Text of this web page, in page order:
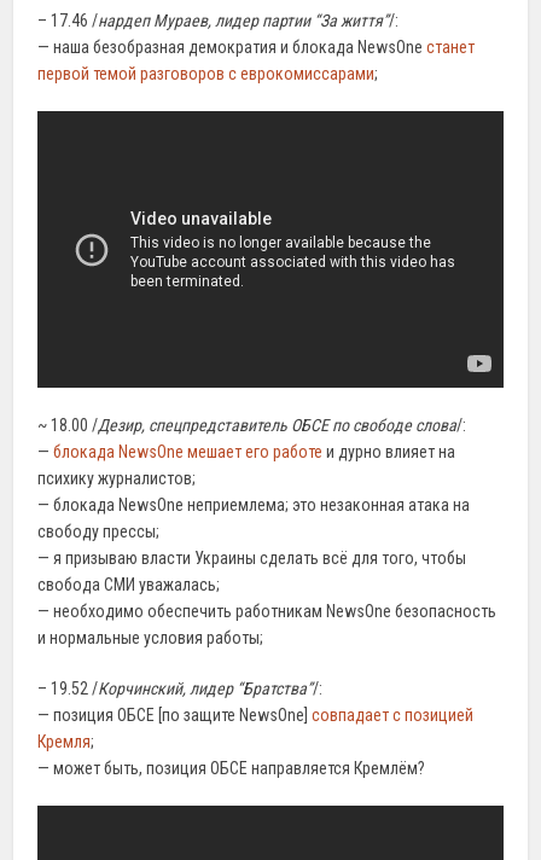
– 17.46 /нардеп Мураев, лидер партии “За життя”/:
— наша безобразная демократия и блокада NewsOneстанет
первой темой разговоров с еврокомиссарами;
~ 18.00 /Дезир, спецпредставитель ОБСЕ по свободе слова/:
—блокада NewsOne мешает его работе и дурно влияет на
психику журналистов;
— блокада NewsOne неприемлема; это незаконная атака на
свободу прессы;
— я призываю власти Украины сделать всё для того, чтобы
свобода СМИ уважалась;
— необходимо обеспечить работникам NewsOne безопасность
и нормальные условия работы;
– 19.52 /Корчинский, лидер “Братства”/:
— позиция ОБСЕ [по защите NewsOne]совпадает с позицией
Кремля;
— может быть, позиция ОБСЕ направляется Кремлём?